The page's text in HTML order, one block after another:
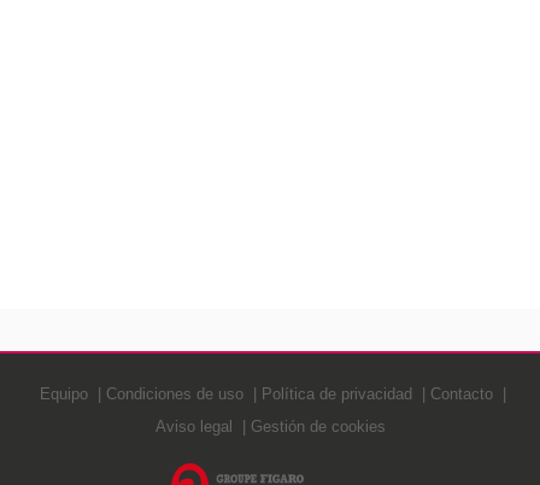
Equipo Condiciones de uso Política de privacidad
Contacto
Aviso legal
Gestión de cookies